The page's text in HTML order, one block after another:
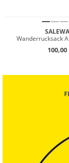
SALEWA
Wanderrucksack
100,00